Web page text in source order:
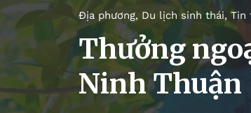
Địa phương, Du lịch sinh thái, Tin
Thưởng
Ninh Thuận